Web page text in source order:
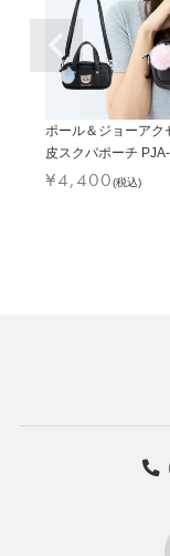
ポール＆ジョーアク
皮スクバポーチ
¥4,400(税込)